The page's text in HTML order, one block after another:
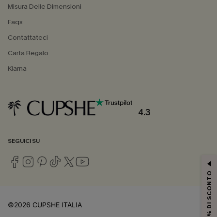
Misura Delle Dimensioni
Faqs
Contattateci
Carta Regalo
Klarna
4.3
SEGUICI SU
©2026 CUPSHE ITALIA 15% DI SCONTO